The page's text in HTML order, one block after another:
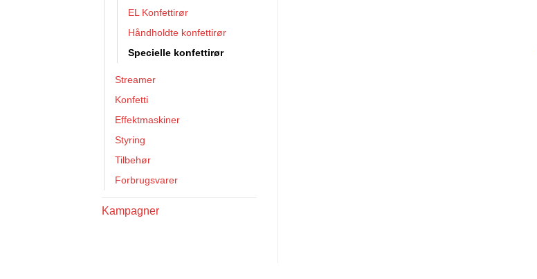
EL Konfettirør
Håndholdte konfettirør
Specielle konfettirør
Streamer
Konfetti
Effektmaskiner
Styring
Tilbehør
Forbrugsvarer
Kampagner